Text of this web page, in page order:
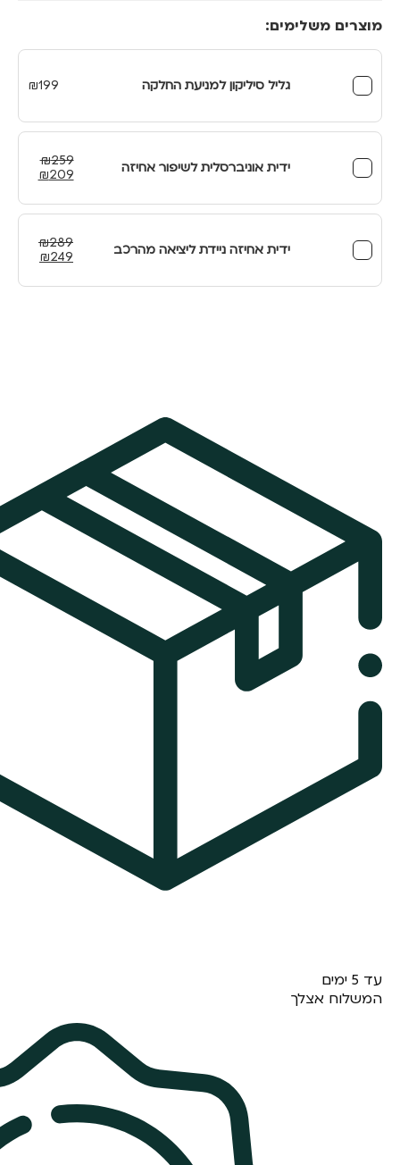
מוצרים משלימים:
גליל סיליקון למניעת החלקה ₪199
ידית אוניברסלית לשיפור אחיזה ₪259
המחיר
היה:
₪259.
₪209
הוא:
₪209.
ידית אחיזה ניידת ליציאה מהרכב
₪289
המחיר
היה:
₪249
הוא:
עד 5 ימים
המשלוח אצלך